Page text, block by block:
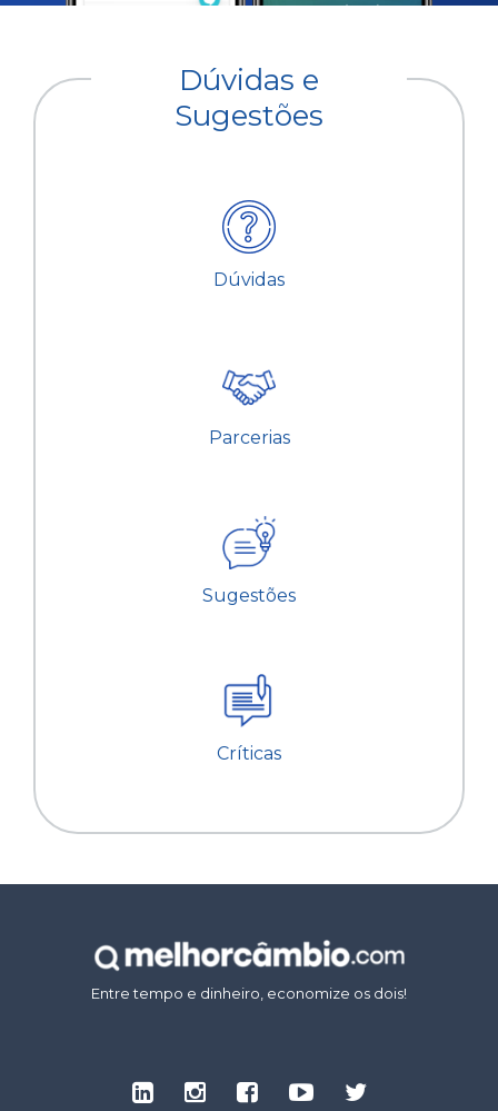
Dúvidas e
Sugestões
Dúvidas
Parcerias
Sugestões
Críticas
Entre tempo e dinheiro, economize os dois!